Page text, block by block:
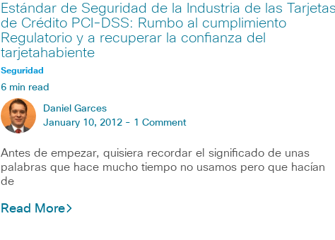
Estándar de Seguridad de la Industria de las
de Crédito PCI-DSS: Rumbo al cumplimiento
Regulatorio y a recuperar la confianza del
tarjetahabiente
Seguridad
6 min read
Daniel Garces
January 10, 2012 - 1 Comment
Antes de empezar, quisiera recordar el significado de unas
palabras que hace mucho tiempo no usamos pero que hacían
de
Read More